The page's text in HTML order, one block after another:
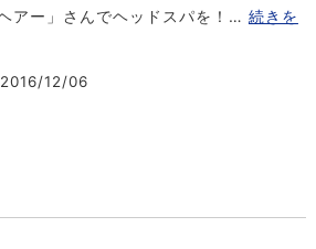
アー」さんでヘッドスパを！… 続きを
2016/12/06